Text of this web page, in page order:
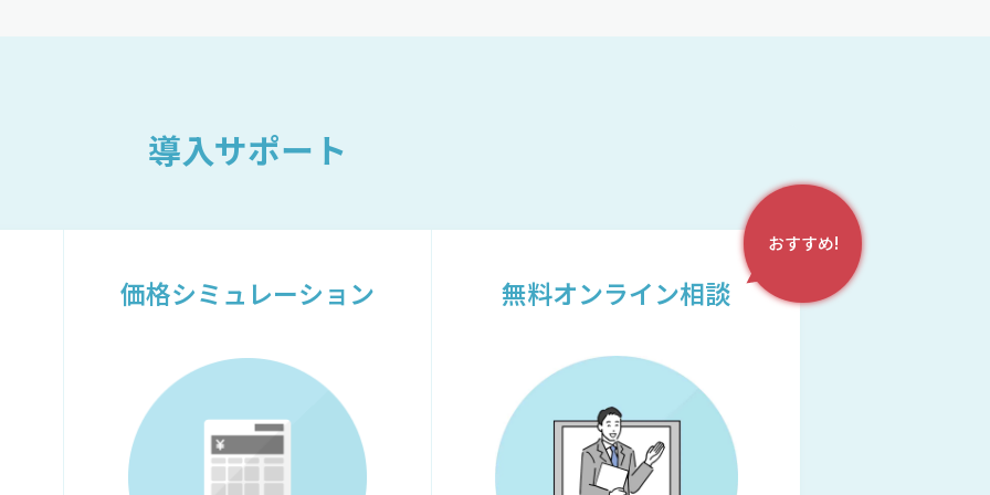
導入サポート
価格シミュレーション 無料オンライン相談
おすすめ!